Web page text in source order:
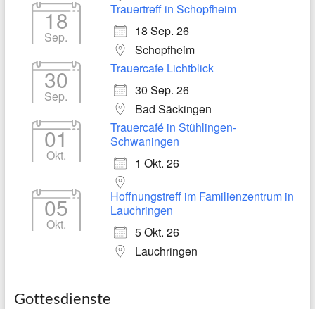
18
Sep.
Trauertreff in Schopfheim
18 Sep. 26
Schopfheim
30
Sep.
Trauercafe Lichtblick
30 Sep. 26
Bad Säckingen
01
Okt.
Trauercafé in Stühlingen-
Schwaningen
1 Okt. 26
05
Okt.
Hoffnungstreff im Familienzentrum in
Lauchringen
5 Okt. 26
Lauchringen
Gottesdienste